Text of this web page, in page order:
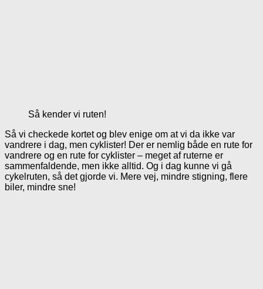
Så kender vi ruten!
Så vi checkede kortet og blev enige om at vi da ikke var
vandrere i dag, men cyklister! Der er nemlig både en rute for
vandrere og en rute for cyklister – meget af ruterne er
sammenfaldende, men ikke alltid. Og i dag kunne vi gå
cykelruten, så det gjorde vi. Mere vej, mindre stigning, flere
biler, mindre sne!